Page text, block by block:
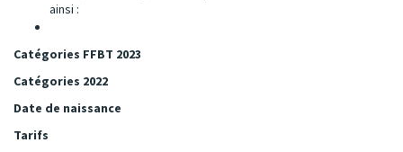
ainsi :
Catégories FFBT 2023
Catégories 2022
Date de naissance
Tarifs